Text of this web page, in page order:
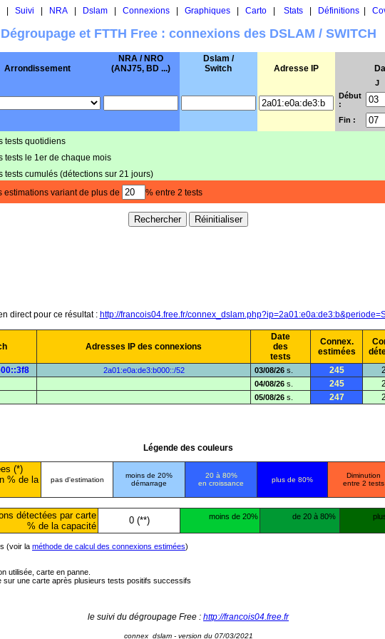
Suivi NRA| Dslam| Connexions| Graphiques| Carto| Stats| Définitions|
Dégroupage et FTTH Free : connexions des DSLAM / SWITCH
Arrondissement
NRA / NRO
(ANJ75, BD ...)
Dslam /
Switch
Adresse IP
J
Début
:
Fin :
tests quotidiens
tests le 1er de chaque mois
tests cumulés (détections sur 21 jours)
estimations variant de plus de % entre 2 tests
direct pour ce résultat : http://francois04.free.fr/
Adresses IP des connexions
Date
des
tests
Connex.
estimées
2a01:e0a:de3:b000::/52 03/08/26 s. 245
04/08/26 s. 245
05/08/26 s. 247
Légende des couleurs
(*)
% de la
pas d'estimation
moins de 20%
démarrage
20 à 80%
en croissance
plus de 80%
Diminution
entre 2 tests
détectées par carte
% de la capacité
0 (**) moins de 20% de 20 à 80%
(voir la méthode de calcul des connexions estimées)
utilisée, carte en panne.
une carte après plusieurs tests positifs successifs
le suivi du dégroupage Free : http://francois04.free.fr
connex_dslam - version du 07/03/2021